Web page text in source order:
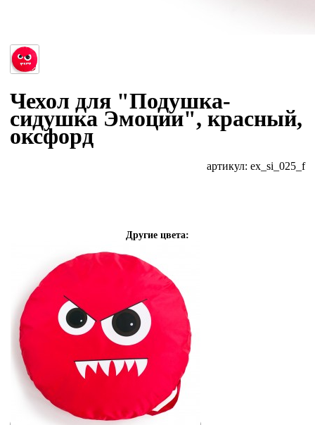
Чехол для "Подушка-
сидушка Эмоции", красный,
оксфорд
артикул: ex_si_025_f
Другие цвета: